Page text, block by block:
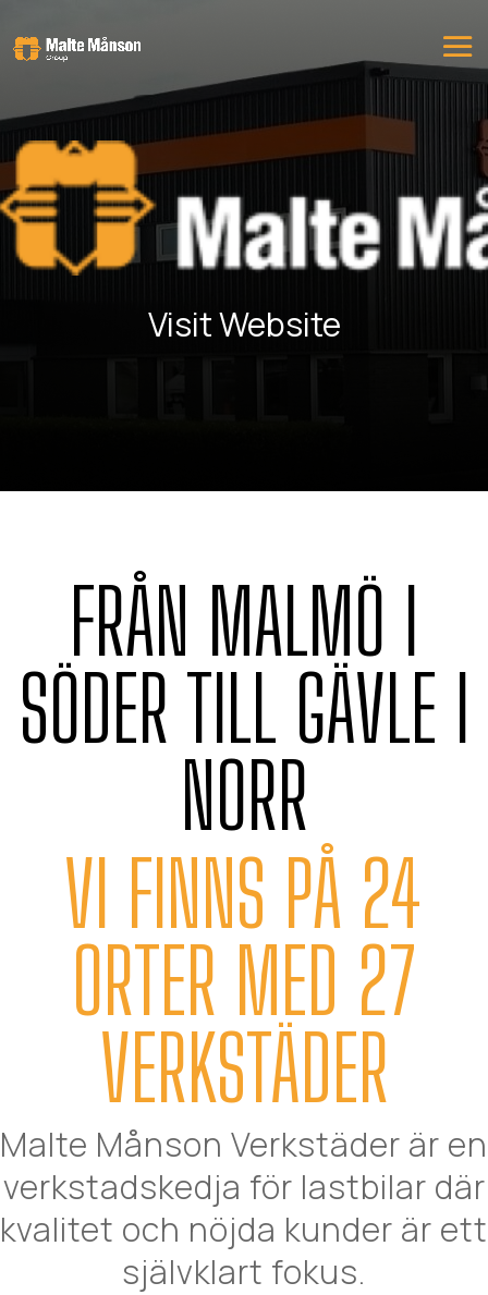
Visit Website
FRÅN MALMÖ I
SÖDER TILL GÄVLE I
NORR
VI FINNS PÅ 24
ORTER MED 27
VERKSTÄDER
Malte Månson Verkstäder är en
verkstadskedja för lastbilar där
kvalitet och nöjda kunder är ett
självklart fokus.